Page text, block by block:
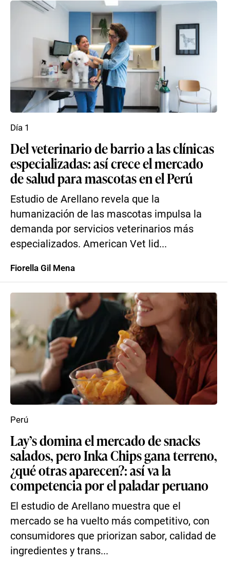
Del veterinario de barrio a las clínicas
especializadas: así crece el mercado
de salud para mascotas en el Perú
Estudio de Arellano revela que la
humanización de las mascotas impulsa la
demanda por servicios veterinarios más
especializados. American Vet lid...
Día 1
Fiorella Gil Mena
Lay’s domina el mercado de snacks
salados, pero Inka Chips gana terreno,
¿qué otras aparecen?: así va la
competencia por el paladar peruano
El estudio de Arellano muestra que el
mercado se ha vuelto más competitivo, con
consumidores que priorizan sabor, calidad de
ingredientes y trans...
Perú